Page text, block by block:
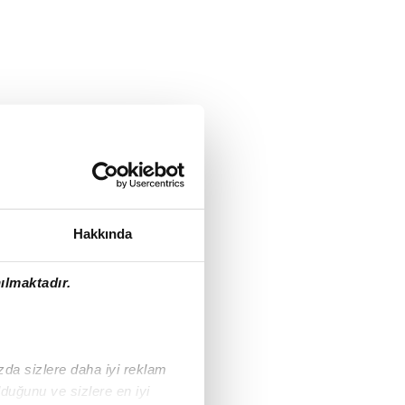
Hakkında
sizlere daha iyi reklam
ve sizlere en iyi